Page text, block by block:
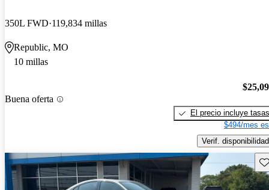
350L FWD 119,834 millas
Republic, MO
10 millas
Buena oferta
El precio incluye tasas
$494/mes
Verif. disponibilidad